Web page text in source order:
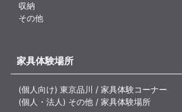
収納
その他
家具体験場所
(個人向け) 東京品川 / 家具体験コーナー
(個人・法人) その他 / 家具体験場所